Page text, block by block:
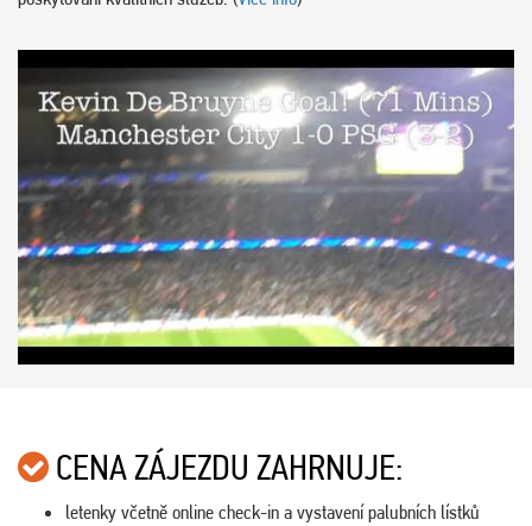
CENA ZÁJEZDU ZAHRNUJE:
letenky včetně online check-in a vystavení palubních lístků